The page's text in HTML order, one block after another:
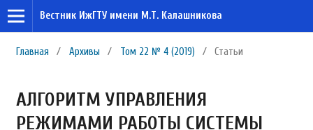
Вестник ИжГТУ имени М.Т. Калашникова
Главная / Архивы / Том 22 № 4 (2019) / Статьи
АЛГОРИТМ УПРАВЛЕНИЯ
РЕЖИМАМИ РАБОТЫ СИСТЕМЫ